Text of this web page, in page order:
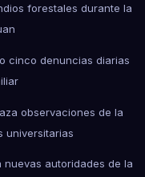
forestales durante la
cinco denuncias diarias
observaciones de la
universitarias
autoridades de la